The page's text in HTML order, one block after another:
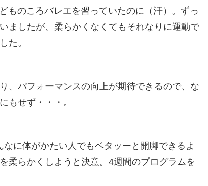
ものころバレエを習っていたのに（汗）。ずっ
ましたが、柔らかくなくてもそれなりに運動で
た。
、パフォーマンスの向上が期待できるので、な
もせず・・・。
に体がかたい人でもベタッーと開脚できるよ
柔らかくしようと決意。4週間のプログラムを